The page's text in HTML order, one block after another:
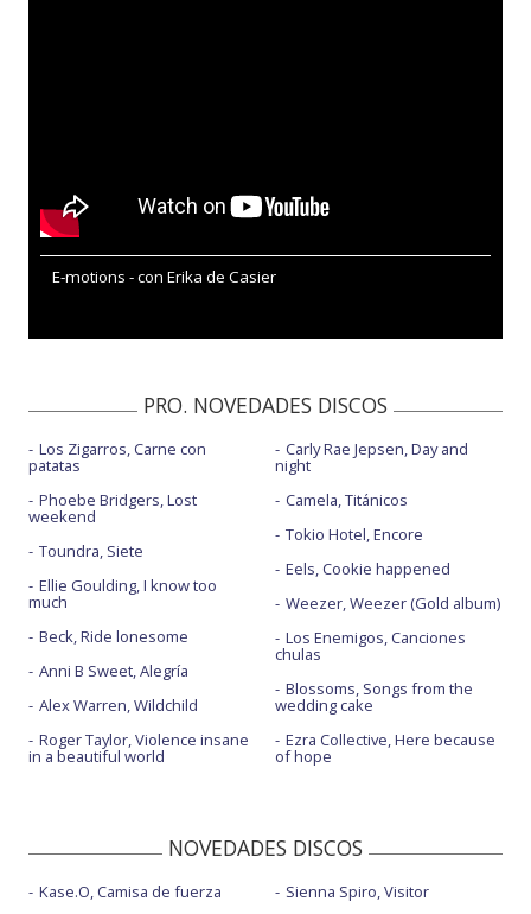
E-motions - con Erika de Casier
PRO. NOVEDADES DISCOS
Los Zigarros, Carne con
patatas
Phoebe Bridgers, Lost
weekend
Toundra, Siete
Ellie Goulding, I know too
much
Beck, Ride lonesome
Anni B Sweet, Alegría
Alex Warren, Wildchild
Roger Taylor, Violence insane
in a beautiful world
Carly Rae Jepsen, Day and
night
Camela, Titánicos
Tokio Hotel, Encore
Eels, Cookie happened
Weezer, Weezer (Gold album)
Los Enemigos, Canciones
chulas
Blossoms, Songs from the
wedding cake
Ezra Collective, Here because
of hope
NOVEDADES DISCOS
Kase.O, Camisa de fuerza
Sienna Spiro, Visitor